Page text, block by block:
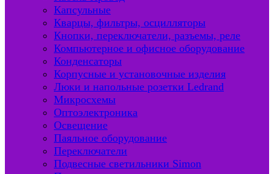
Капсульные
Кварцы, фильтры, осцилляторы
Кнопки, переключатели, разъемы, реле
Компьютерное и офисное оборудование
Конденсаторы
Корпусные и установочные изделия
Люки и напольные розетки Ledrand
Микросхемы
Оптоэлектроника
Освещение
Паяльное оборудование
Переключатели
Подвесные светильники Simon